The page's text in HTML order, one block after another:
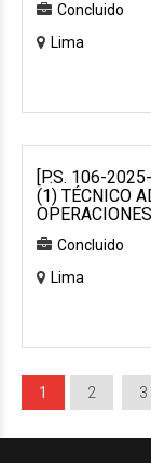
Concluido
Lima
[P.S. 106-
(1) TÉCNICO
Concluido
Lima
1 2 3